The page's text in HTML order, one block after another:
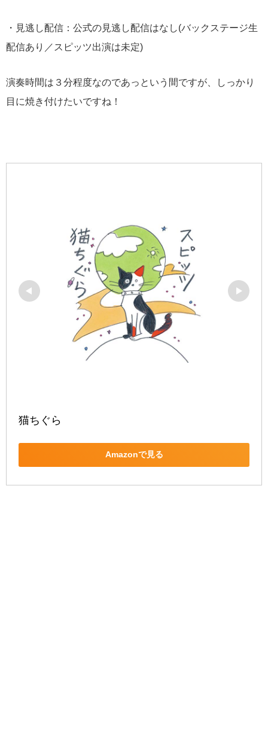
・見逃し配信：公式の見逃し配信はなし(バックステージ生
配信あり／スピッツ出演は未定)
演奏時間は３分程度なのであっという間ですが、しっかり
目に焼き付けたいですね！
猫ちぐら
Amazonで見る